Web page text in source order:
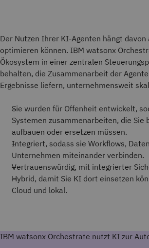
Der Nutzen Ihrer KI-Agenten hängt
optimieren können. IBM watsonx
Ökosystem in einer zentralen
behalten, die Zusammenarbeit der
Ergebnisse liefern, unternehmensweit
Sie wurden für Offenheit entwickelt,
Systemen zusammenarbeiten, die Sie
aufbauen oder ersetzen müssen.
Integriert, sodass sie Workflows,
Unternehmen miteinander verbinden.
Vertrauenswürdig, mit integrierter
Hybrid, damit Sie KI dort einsetzen
Cloud und lokal.
IBM watsonx Orchestrate nutzt KI zur